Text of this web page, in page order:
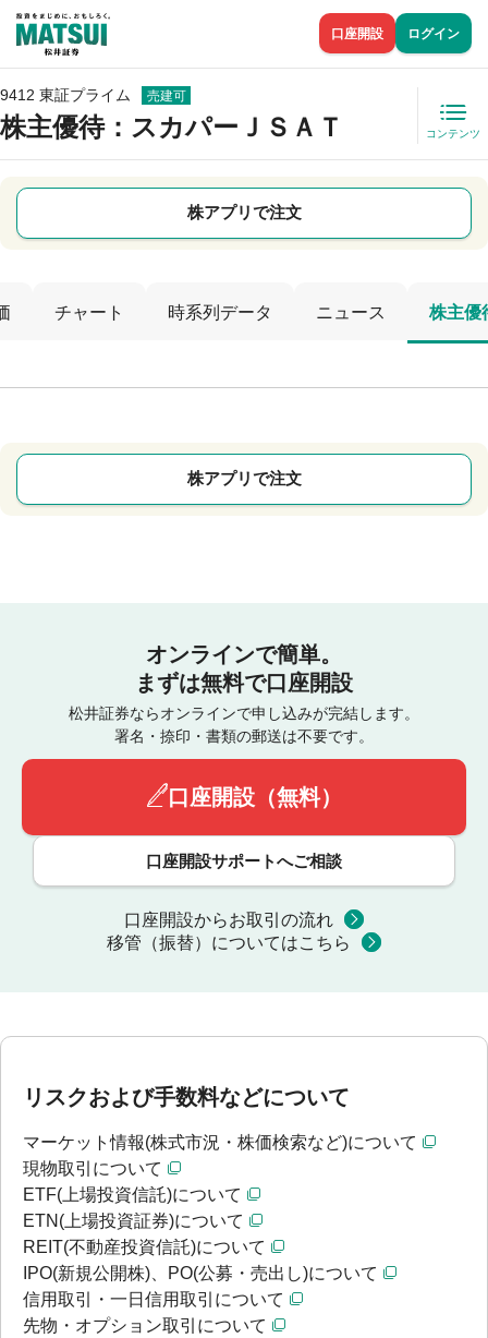
口座開設 ログイン
9412 東証プライム 売建可
株主優待：スカパーＪＳＡＴ コンテンツ
株アプリで注文
チャート 時系列データ ニュース 株主優
株アプリで注文
オンラインで簡単。
まずは無料で口座開設
松井証券ならオンラインで申し込みが完結します。
署名・捺印・書類の郵送は不要です。
口座開設（無料）
口座開設サポートへご相談
口座開設からお取引の流れ
移管（振替）についてはこちら
リスクおよび手数料などについて
マーケット情報(株式市況・株価検索など)について
現物取引について
ETF(上場投資信託)について
ETN(上場投資証券)について
REIT(不動産投資信託)について
IPO(新規公開株)、PO(公募・売出し)について
信用取引・一日信用取引について
先物・オプション取引について